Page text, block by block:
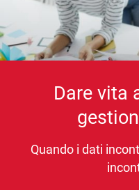
Dare vita
Quando i dati